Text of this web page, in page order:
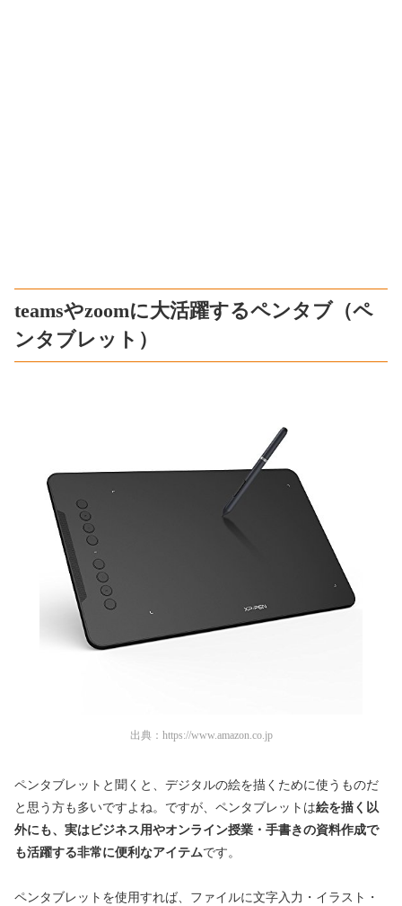
teamsやzoomに大活躍するペンタブ（ペ
ンタブレット）
出典： https://www.amazon.co.jp
ペンタブレットと聞くと、デジタルの絵を描くために使うものだ
と思う方も多いですよね。ですが、ペンタブレットは絵を描く以
外にも、実はビジネス用やオンライン授業・手書きの資料作成で
も活躍する非常に便利なアイテムです。
ペンタブレットを使用すれば、ファイルに文字入力・イラスト・